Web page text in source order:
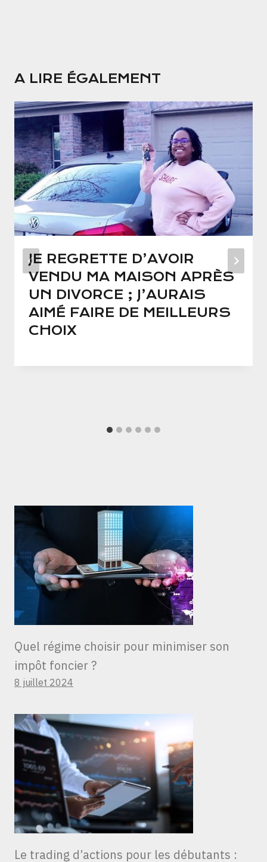
A LIRE ÉGALEMENT
JE REGRETTE D’AVOIR
VENDU MA MAISON APRÈS
UN DIVORCE ; J’AURAIS
AIMÉ FAIRE DE MEILLEURS
CHOIX
Quel régime choisir pour minimiser son
impôt foncier ?
8 juillet 2024
Le trading d’actions pour les débutants :